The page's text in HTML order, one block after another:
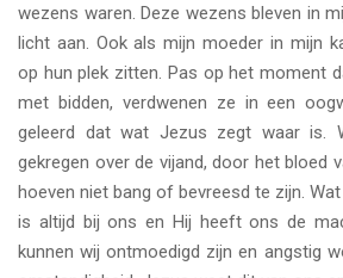
wezens waren. Deze wezens bleven in
licht aan. Ook als mijn moeder in mijn
op hun plek zitten. Pas op het moment
met bidden, verdwenen ze in een
geleerd dat wat Jezus zegt waar is.
gekregen over de vijand, door het bloed
hoeven niet bang of bevreesd te zijn.
is altijd bij ons en Hij heeft ons de
kunnen wij ontmoedigd zijn en angstig